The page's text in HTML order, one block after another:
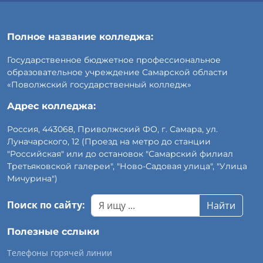
Полное название колледжа:
Государственное бюджетное профессиональное
образовательное учреждение Самарской области
«Поволжский государственный колледж»
Адрес колледжа:
Россия, 443068, Приволжский ФО, г. Самара, ул.
Луначарского, 12 (Проезд на метро до станции
"Российская" или до остановок "Самарский филиал
Третьяковской галереи", "Ново-Садовая улица", "Улица
Мичурина")
Поиск по сайту: Найти
Полезные сслыки
Телефоны горячей линии